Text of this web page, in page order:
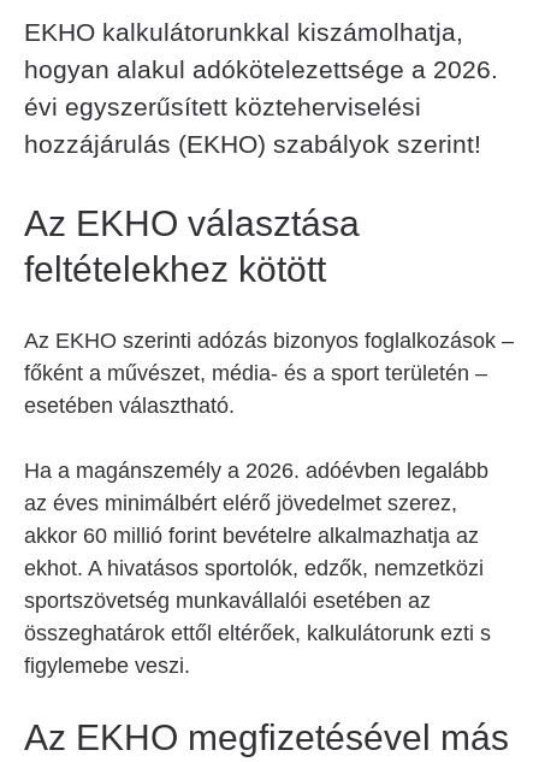
EKHO kalkulátorunkkal kiszámolhatja,
hogyan alakul adókötelezettsége a 2026.
évi egyszerűsített közteherviselési
hozzájárulás (EKHO) szabályok szerint!
Az EKHO választása
feltételekhez kötött
Az EKHO szerinti adózás bizonyos foglalkozások –
főként a művészet, média- és a sport területén –
esetében választható.
Ha a magánszemély a 2026. adóévben legalább
az éves minimálbért elérő jövedelmet szerez,
akkor 60 millió forint bevételre alkalmazhatja az
ekhot. A hivatásos sportolók, edzők, nemzetközi
sportszövetség munkavállalói esetében az
összeghatárok ettől eltérőek, kalkulátorunk ezti s
figylemebe veszi.
Az EKHO megfizetésével más